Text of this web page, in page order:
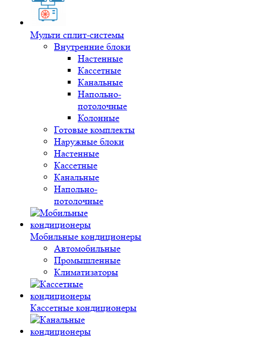
Мульти сплит-системы
Внутренние блоки
Настенные
Кассетные
Канальные
Напольно-
потолочные
Колонные
Готовые комплекты
Наружные блоки
Настенные
Кассетные
Канальные
Напольно-
потолочные
Мобильные кондиционеры
Автомобильные
Промышленные
Климатизаторы
Кассетные кондиционеры